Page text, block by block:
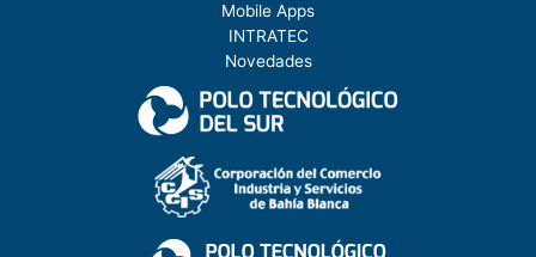
Mobile Apps
INTRATEC
Novedades